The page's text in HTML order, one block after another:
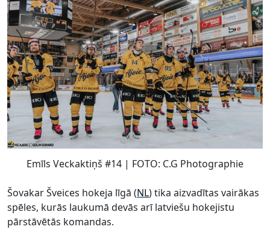
Emīls Veckaktiņš #14 | FOTO: C.G Photographie
Šovakar Šveices hokeja līgā (NL) tika aizvadītas vairākas
spēles, kurās laukumā devās arī latviešu hokejistu
pārstāvētās komandas.